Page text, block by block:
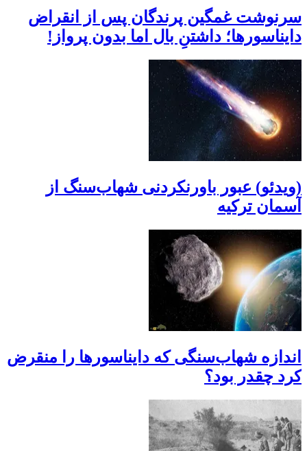
سرنوشت غمگین پرندگان پس از انقراض
دایناسورها؛ داشتنِ بال اما بدون پرواز!
(ویدئو) عبور باورنکردنی شهاب‌سنگ از
آسمان ترکیه
اندازه شهاب‌سنگی که دایناسورها را منقرض
کرد چقدر بود؟